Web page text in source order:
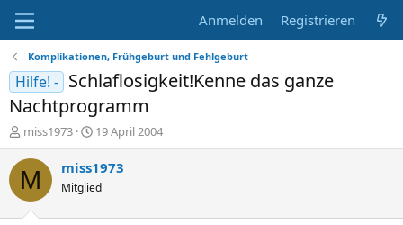
Anmelden Registrieren
Komplikationen, Frühgeburt und Fehlgeburt
Hilfe! - Schlaflosigkeit!Kenne das ganze
Nachtprogramm
E
r
s
t
miss1973
E
r
s
e
19 April 2004
M miss1973
Mitglied